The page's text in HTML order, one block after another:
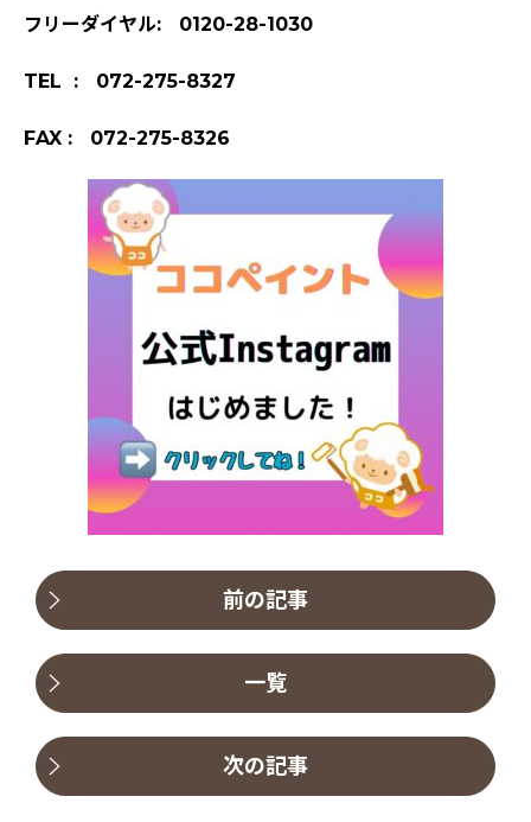
フリーダイヤル: 0120-28-1030
TEL : 072-275-8327
FAX : 072-275-8326
前の記事
一覧
次の記事